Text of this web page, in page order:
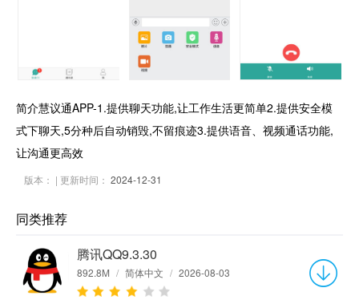
简介慧议通APP-1.提供聊天功能,让工作生活更简单2.提供安全模
式下聊天,5分种后自动销毁,不留痕迹3.提供语音、视频通话功能,
让沟通更高效
版本： | 更新时间： 2024-12-31
同类推荐
腾讯QQ9.3.30
892.8M / 简体中文 / 2026-08-03